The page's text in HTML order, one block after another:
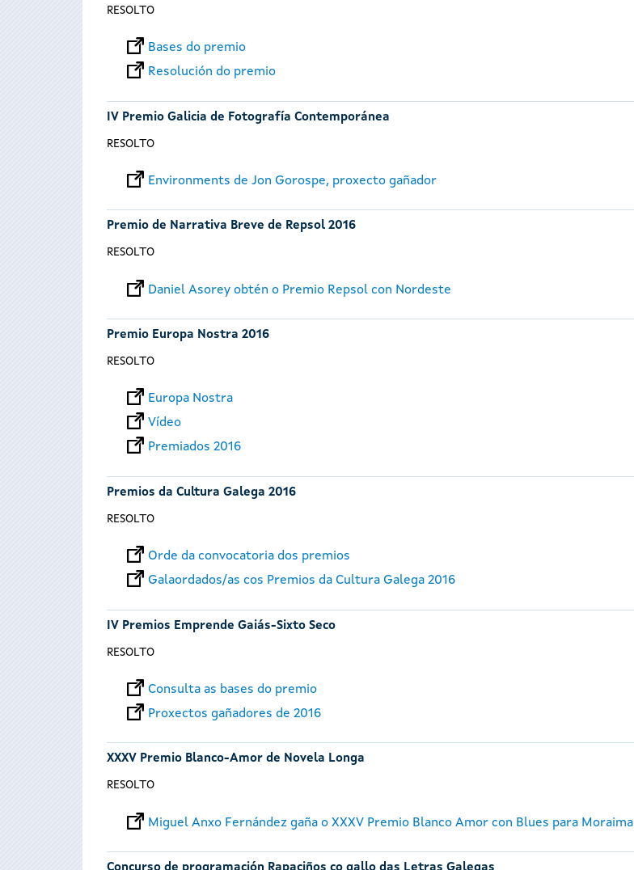
RESOLTO
Bases do premio
Resolución do premio
IV Premio Galicia de Fotografía Contemporánea
RESOLTO
Environments de Jon Gorospe, proxecto gañador
Premio de Narrativa Breve de Repsol 2016
RESOLTO
Daniel Asorey obtén o Premio Repsol con Nordeste
Premio Europa Nostra 2016
RESOLTO
Europa Nostra
Vídeo
Premiados 2016
Premios da Cultura Galega 2016
RESOLTO
Orde da convocatoria dos premios
Galaordados/as cos Premios da Cultura Galega 2016
IV Premios Emprende Gaiás-Sixto Seco
RESOLTO
Consulta as bases do premio
Proxectos gañadores de 2016
XXXV Premio Blanco-Amor de Novela Longa
RESOLTO
Miguel Anxo Fernández gaña o XXXV Premio Blanco Amor con Blues para Moraima